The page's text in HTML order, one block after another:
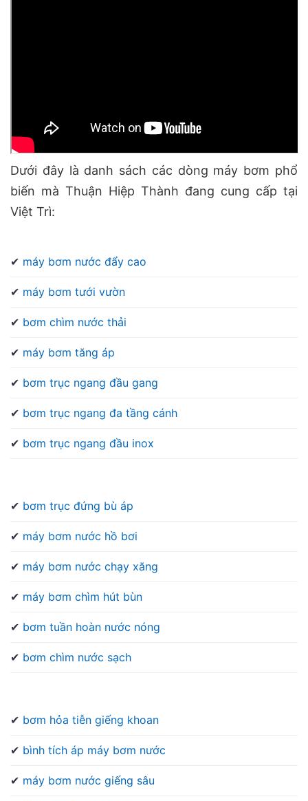
Dưới đây là danh sách các dòng máy bơm phổ
biến mà Thuận Hiệp Thành đang cung cấp tại
Việt Trì:
✔ máy bơm nước đẩy cao
✔ máy bơm tưới vườn
✔ bơm chìm nước thải
✔ máy bơm tăng áp
✔ bơm trục ngang đầu gang
✔ bơm trục ngang đa tầng cánh
✔ bơm trục ngang đầu inox
✔ bơm trục đứng bù áp
✔ máy bơm nước hồ bơi
✔ máy bơm nước chạy xăng
✔ máy bơm chìm hút bùn
✔ bơm tuần hoàn nước nóng
✔ bơm chìm nước sạch
✔ bơm hỏa tiễn giếng khoan
✔ bình tích áp máy bơm nước
✔ máy bơm nước giếng sâu